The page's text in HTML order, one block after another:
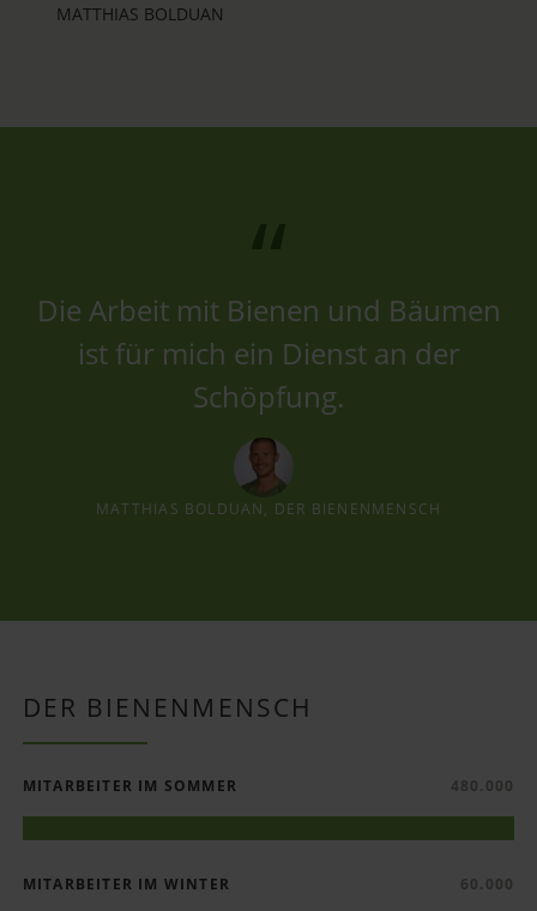
MATTHIAS BOLDUAN
Die Arbeit mit Bienen und Bäumen
ist für mich ein Dienst an der
Schöpfung.
MATTHIAS BOLDUAN, DER BIENENMENSCH
DER BIENENMENSCH
MITARBEITER IM SOMMER 480.000
MITARBEITER IM WINTER 60.000